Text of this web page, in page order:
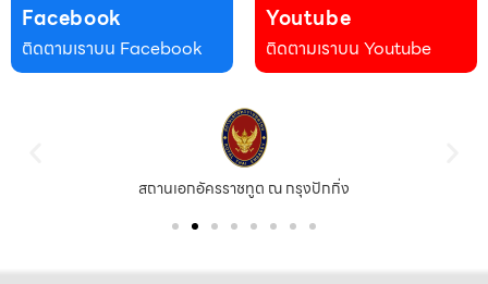
Facebook
ติดตามเราบน Facebook
Youtube
ติดตามเราบน Youtube
สถานเอกอัครราชทูต ณ กรุงปักกิ่ง